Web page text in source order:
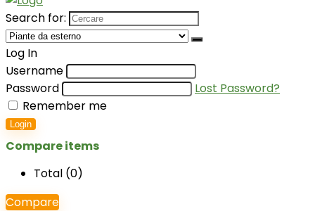
Search for:
Log In
Username
Password
Lost Password?
Remember me
Login
Compare items
Total (0)
Compare